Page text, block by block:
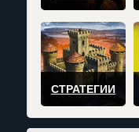
СТРАТЕГИИ